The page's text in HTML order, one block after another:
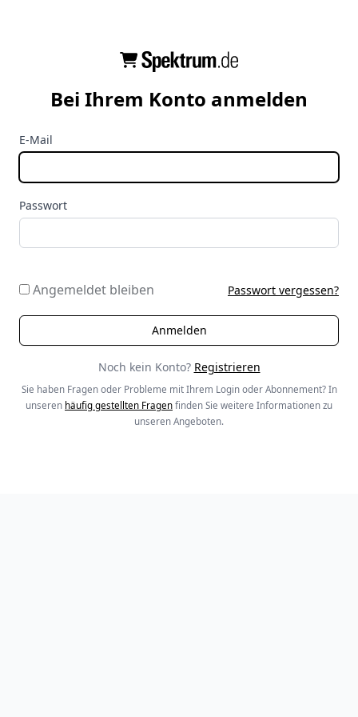
Bei Ihrem Konto anmelden
E-Mail
Passwort
Angemeldet bleiben Passwort vergessen?
Noch kein Konto? Registrieren
Sie haben Fragen oder Probleme mit Ihrem Login oder Abonnement? In
unseren häufig gestellten Fragen finden Sie weitere Informationen zu
unseren Angeboten.